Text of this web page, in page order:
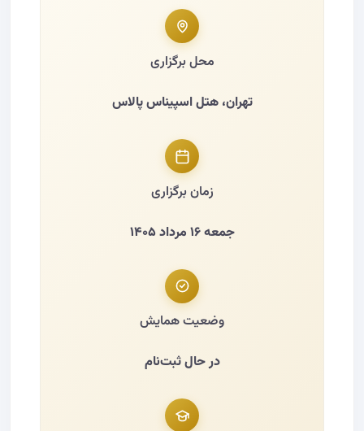
محل برگزاری
تهران، هتل اسپیناس پالاس
زمان برگزاری
جمعه ۱۶ مرداد ۱۴۰۵
وضعیت همایش
در حال ثبت‌نام